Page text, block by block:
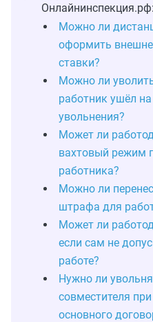
Онлайнинспекция.рф:
Можно ли
оформить
ставки?
Можно ли
работник ушёл
увольнения?
Может ли
вахтовый режим
работника?
Можно ли
штрафа для
Может ли
если сам не
работе?
Нужно ли
совместителя
основного